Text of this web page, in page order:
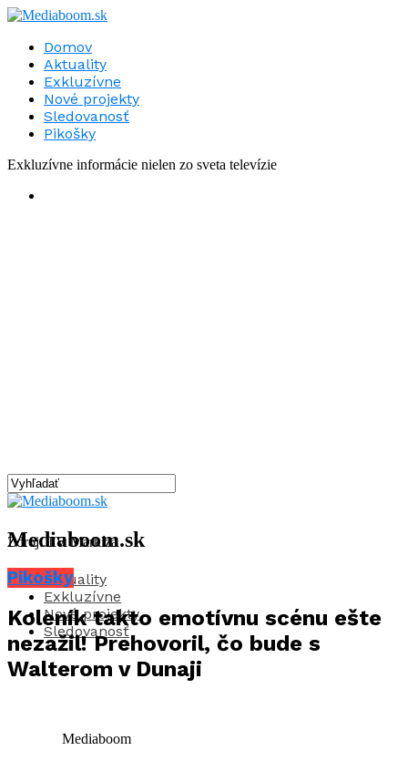
Domov
Aktuality
Exkluzívne
Nové projekty
Sledovanosť
Pikošky
Exkluzívne informácie nielen zo sveta televízie
Mediaboom.sk
Aktuality
Exkluzívne
Nové projekty
Sledovanosť
Zdroj: TV Markíza
Pikošky
Koleník takto emotívnu scénu ešte
nezažil! Prehovoril, čo bude s
Walterom v Dunaji
Mediaboom